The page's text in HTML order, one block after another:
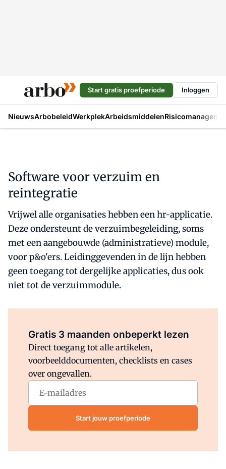
Start gratis proefperiode Inloggen
NieuwsArbobeleidWerkplekArbeidsmiddelen
Software voor verzuim en
reintegratie
Vrijwel alle organisaties hebben een hr-applicatie.
Deze ondersteunt de verzuimbegeleiding, soms
met een aangebouwde (administratieve) module,
voor p&o'ers. Leidinggevenden in de lijn hebben
geen toegang tot dergelijke applicaties, dus ook
niet tot de verzuimmodule.
Gratis 3 maanden onbeperkt lezen
Direct toegang tot alle artikelen,
voorbeelddocumenten, checklists en cases
over ongevallen.
Start jouw proefperiode